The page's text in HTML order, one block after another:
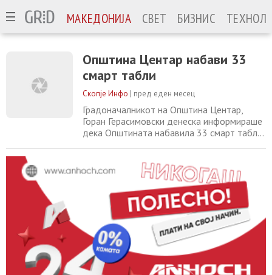
МАКЕДОНИЈА СВЕТ БИЗНИС
Општина Центар набави 33
смарт табли
Скопје Инфо | пред еден месец
Градоначалникот на Општина Центар,
Горан Герасимовски денеска информираше
дека Општината набавила 33 смарт табли.
основните училишта. Герасимовски посочи
дека новите наставни помагала ќе
овозможат поинтерактивна настава,
полесно совладување на наставните
содржини и поттикнување